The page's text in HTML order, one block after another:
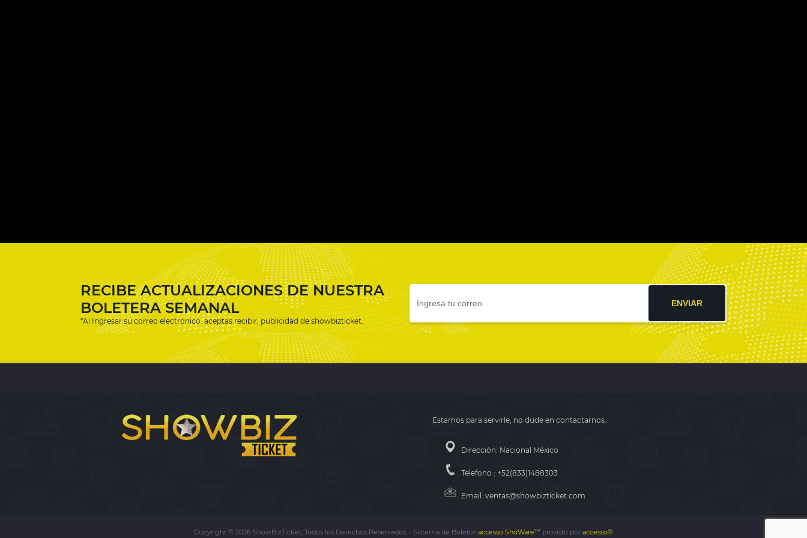
RECIBE ACTUALIZACIONES DE NUESTRA
BOLETERA SEMANAL
*Al Ingresar su correo electrónico. aceptas recibir, publicidad de showbizticket.
ENVIAR
Estamos para servirle, no dude en contactarnos.
Dirección: Nacional México
Telefono : +52(833)1488303
Email: ventas@showbizticket.com
Copyright © 2026 ShowBizTicket, Todos los Derechos Reservados. - Sistema de Boletos accesso ShoWareSM provisto por accesso®